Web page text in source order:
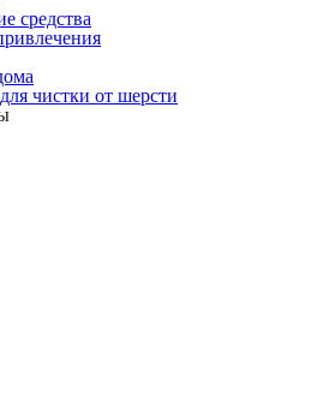
средства
чистки от шерсти